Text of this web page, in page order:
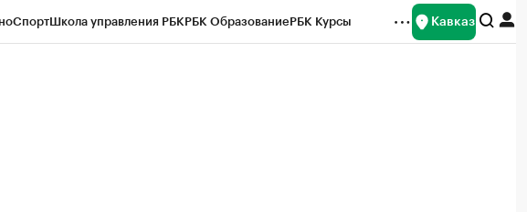
СпортШкола управления РБКРБК ОбразованиеРБК Курсы Кавказ